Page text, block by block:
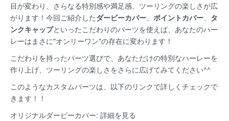
目が変わり、さらなる特別感や満足感、ツーリングの楽しさが広
がります！今回ご紹介したダービーカバー、 ポイントカバー、 タ
ンクキャップといったこだわりのパーツを使えば、あなたのハー
レーはまさに"オンリーワン"の存在に変わります！
こだわりを持ったパーツ選びで、あなただけの特別なハーレーを
作り上げ、ツーリングの楽しさをさらに広げてみてください^^
このようなカスタムパーツは、以下のリンクで詳しくチェックで
きます！！
オリジナルダービーカバー: 詳細を見る